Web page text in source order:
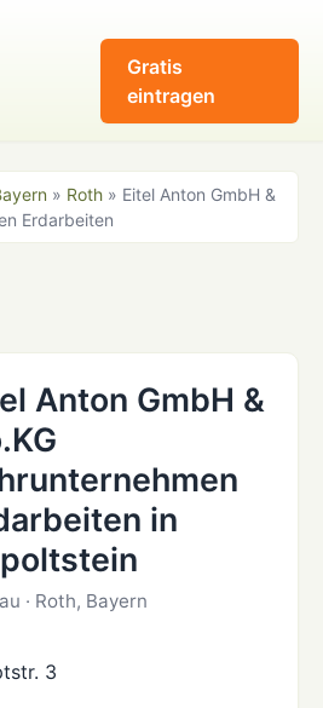
Gratis
eintragen
» Roth » Eitel Anton GmbH &
Erdarbeiten
Anton GmbH &
in
· Roth, Bayern
3